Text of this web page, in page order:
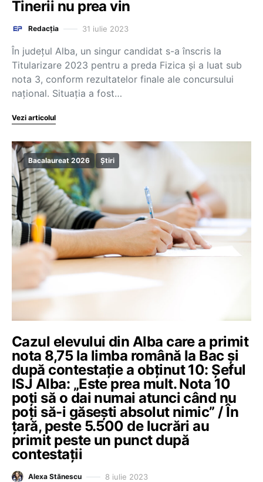
Tinerii nu prea vin
Redacția 31 iulie 2023
În județul Alba, un singur candidat s-a înscris la
Titularizare 2023 pentru a preda Fizica și a luat sub
nota 3, conform rezultatelor finale ale concursului
național. Situația a fost…
Vezi articolul
Bacalaureat 2026 Știri
Cazul elevului din Alba care a primit
nota 8,75 la limba română la Bac și
după contestație a obținut 10: Șeful
ISJ Alba: „Este prea mult. Nota 10
poți să o dai numai atunci când nu
poți să-i găsești absolut nimic” / În
țară, peste 5.500 de lucrări au
primit peste un punct după
contestații
Alexa Stănescu 8 iulie 2023